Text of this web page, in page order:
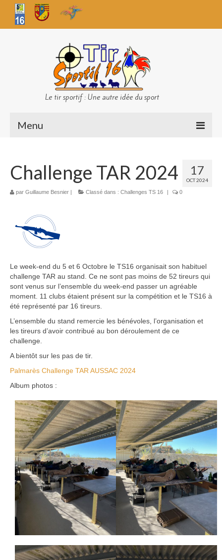
Le tir sportif : Une autre idée du sport
Menu
Sécurité
Challenges TS 16
Bilan des championnats
Bénévoles
Boutique
17
OCT 2024
Challenge TAR 2024
par Guillaume Besnier | Classé dans : Challenges TS 16 | 0
Le week-end du 5 et 6 Octobre le TS16 organisait son habituel
challenge TAR au stand. Ce ne sont pas moins de 52 tireurs qui
sont venus sur l’ensemble du week-end passer un agréable
moment. 11 clubs étaient présent sur la compétition et le TS16 à
été représenté par 16 tireurs.
L’ensemble du stand remercie les bénévoles, l’organisation et
les tireurs d’avoir contribué au bon déroulement de ce
challenge.
A bientôt sur les pas de tir.
Palmarès Challenge TAR AUSSAC 2024
Album photos :